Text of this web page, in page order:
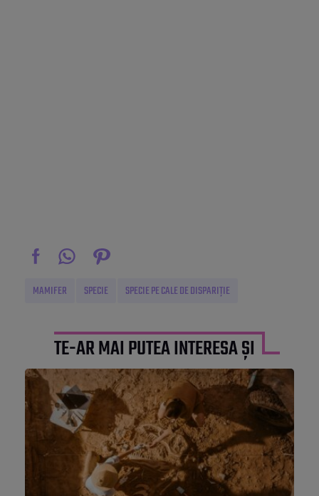
MAMIFER SPECIE SPECIE PE CALE DE DISPARIȚIE
TE-AR MAI PUTEA INTERESA ȘI